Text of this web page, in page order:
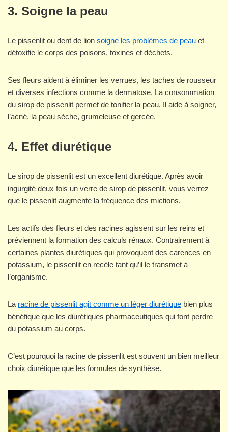
3. Soigne la peau
Le pissenlit ou dent de lion soigne les problèmes de peau et
détoxifie le corps des poisons, toxines et déchets.
Ses fleurs aident à éliminer les verrues, les taches de rousseur
et diverses infections comme la dermatose. La consommation
du sirop de pissenlit permet de tonifier la peau. Il aide à soigner,
l’acné, la peau sèche, grumeleuse et gercée.
4. Effet diurétique
Le sirop de pissenlit est un excellent diurétique. Après avoir
ingurgité deux fois un verre de sirop de pissenlit, vous verrez
que le pissenlit augmente la fréquence des mictions.
Les actifs des fleurs et des racines agissent sur les reins et
préviennent la formation des calculs rénaux. Contrairement à
certaines plantes diurétiques qui provoquent des carences en
potassium, le pissenlit en recèle tant qu’il le transmet à
l’organisme.
La racine de pissenlit agit comme un léger diurétique bien plus
bénéfique que les diurétiques pharmaceutiques qui font perdre
du potassium au corps.
C’est pourquoi la racine de pissenlit est souvent un bien meilleur
choix diurétique que les formules de synthèse.